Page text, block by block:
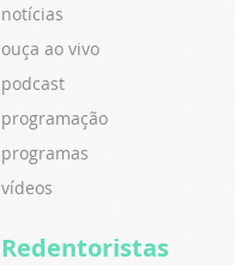
notícias
ouça ao vivo
podcast
programação
programas
vídeos
Redentoristas